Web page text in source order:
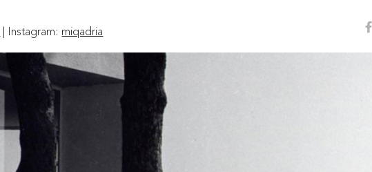
| Instagram: miqadria